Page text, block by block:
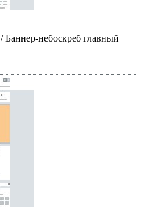
/ Баннер-небоскреб главный